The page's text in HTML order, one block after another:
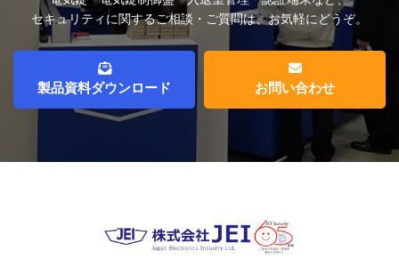
セキュリティに関するご相談・ご質問は、お気軽にどうぞ。
製品資料ダウンロード お問い合わせ